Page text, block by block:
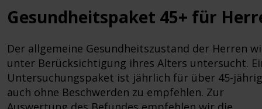
Gesundheitspaket 45+ für
Der allgemeine Gesundheitszustand der Herren
unter Berücksichtigung ihres Alters untersucht.
Untersuchungspaket ist jährlich für über 45-
auch ohne Beschwerden zu empfehlen. Zur